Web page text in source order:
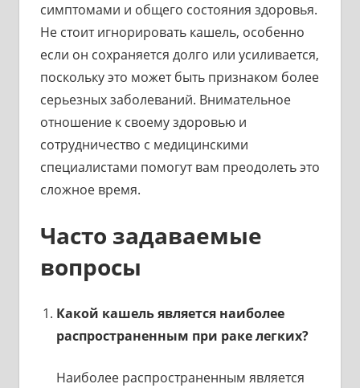
симптомами и общего состояния здоровья.
Не стоит игнорировать кашель, особенно
если он сохраняется долго или усиливается,
поскольку это может быть признаком более
серьезных заболеваний. Внимательное
отношение к своему здоровью и
сотрудничество с медицинскими
специалистами помогут вам преодолеть это
сложное время.
Часто задаваемые
вопросы
Какой кашель является наиболее
распространенным при раке легких?
Наиболее распространенным является